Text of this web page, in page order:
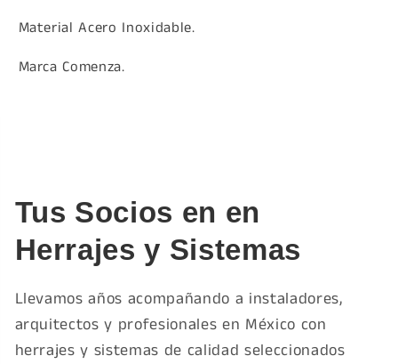
Material Acero Inoxidable.
Marca Comenza.
Tus Socios en en
Herrajes y Sistemas
Llevamos años acompañando a instaladores,
arquitectos y profesionales en México con
herrajes y sistemas de calidad seleccionados